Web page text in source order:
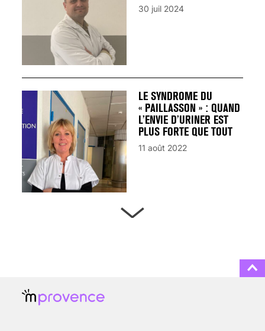
30 juil 2024
LE SYNDROME DU
« PAILLASSON » : QUAND
L’ENVIE D’URINER EST
PLUS FORTE QUE TOUT
11 août 2022